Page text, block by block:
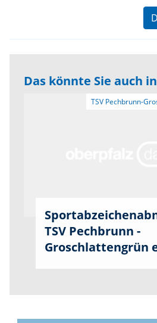
Das könnte Sie auch
TSV Pechbrunn -
Groschlattengrün